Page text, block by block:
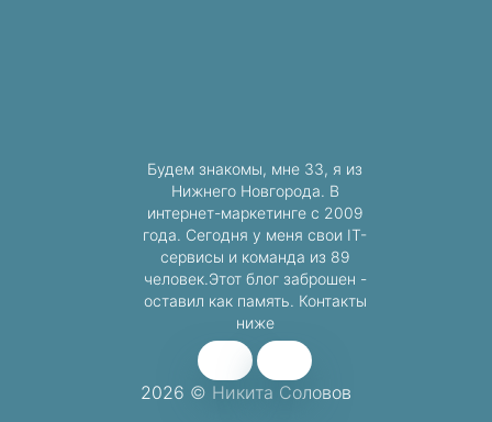
2026 © Никита Соловов
Будем знакомы, мне 33, я из
Нижнего Новгорода. В
интернет-маркетинге с 2009
года. Сегодня у меня свои IT-
сервисы и команда из 89
человек.Этот блог заброшен -
оставил как память. Контакты
ниже